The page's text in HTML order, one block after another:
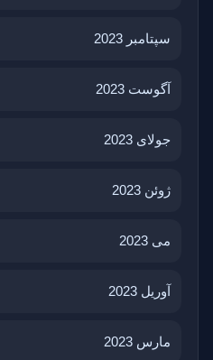
سپتامبر 2023
آگوست 2023
جولای 2023
ژوئن 2023
می 2023
آوریل 2023
مارس 2023